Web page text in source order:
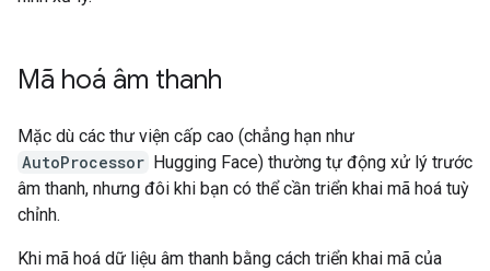
Mã hoá âm thanh
Mặc dù các thư viện cấp cao (chẳng hạn như
AutoProcessor Hugging Face) thường tự động xử lý trước
âm thanh, nhưng đôi khi bạn có thể cần triển khai mã hoá tuỳ
chỉnh.
Khi mã hoá dữ liệu âm thanh bằng cách triển khai mã của